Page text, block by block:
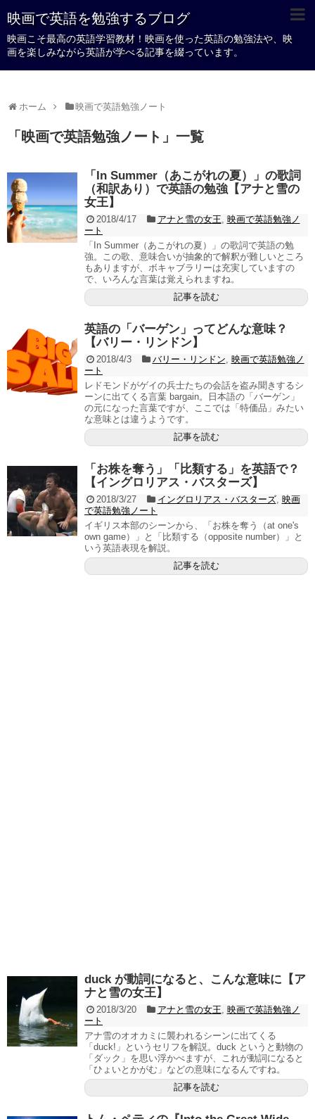
映画で英語を勉強するブログ
映画こそ最高の英語学習教材！映画を使った英語の勉強法や、映
画を楽しみながら英語が学べる記事を綴っています。
ホーム 映画で英語勉強ノート
「 映画で英語勉強ノート 」 一覧
「In Summer（あこがれの夏）」の歌詞
（和訳あり）で英語の勉強【アナと雪の
女王】
2018/4/17 アナと雪の女王, 映画で英語勉強ノ
ート
「In Summer（あこがれの夏）」の歌詞で英語の勉
強。この歌、意味合いが抽象的で解釈が難しいところ
もありますが、ボキャブラリーは充実していますの
で、いろんな言葉は覚えられますね。
記事を読む
英語の「バーゲン」ってどんな意味？
【バリー・リンドン】
2018/4/3 バリー・リンドン, 映画で英語勉強ノ
ート
レドモンドがゲイの兵士たちの会話を盗み聞きするシ
ーンに出てくる言葉 bargain。日本語の「バーゲン」
の元になった言葉ですが、ここでは「特価品」みたい
な意味とは違うようです。
記事を読む
「お株を奪う」「比類する」を英語で？
【イングロリアス・バスターズ】
2018/3/27 イングロリアス・バスターズ, 映画
で英語勉強ノート
イギリス本部のシーンから、「お株を奪う（at one's
own game）」と「比類する（opposite number）」と
いう英語表現を解説。
記事を読む
duck が動詞になると、こんな意味に【ア
ナと雪の女王】
2018/3/20 アナと雪の女王, 映画で英語勉強ノ
ート
アナ雪のオオカミに襲われるシーンに出てくる
「duck!」というセリフを解説。duck というと動物の
「ダック」を思い浮かべますが、これが動詞になると
「ひょいとかがむ」などの意味になるんですね。
記事を読む